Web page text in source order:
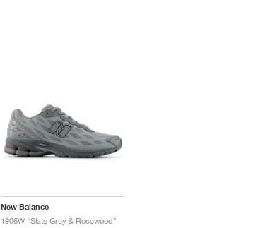
New Balance
1906W "Slate Grey & Rosewood"